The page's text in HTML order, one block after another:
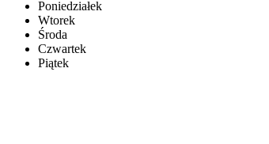
Poniedziałek
Wtorek
Środa
Czwartek
Piątek